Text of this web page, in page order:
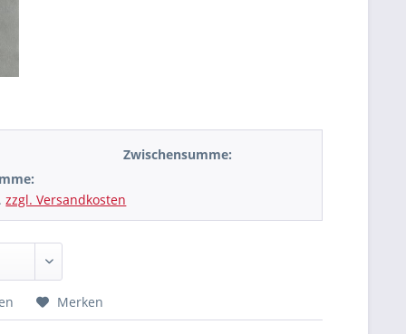
Zwischensumme:
zzgl. Versandkosten
Merken